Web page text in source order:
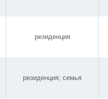
резиденция
резиденция; семья